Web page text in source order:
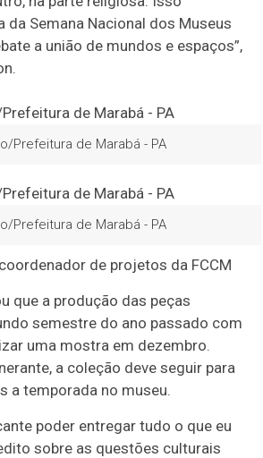
da Semana Nacional dos Museus
a união de mundos e espaços”,
Prefeitura de Marabá - PA
Prefeitura de Marabá - PA
de projetos da FCCM
que a produção das peças
semestre do ano passado com
uma mostra em dezembro.
a coleção deve seguir para
a temporada no museu.
poder entregar tudo o que eu
sobre as questões culturais